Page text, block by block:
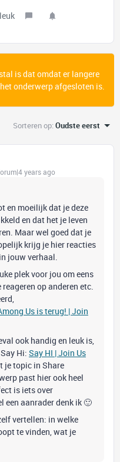
is dat omdat er langere
onderwerp afgesloten is.
Sorteren op:Oudste eerst
years ago
en moeilijk dat je deze
en dat het je leven
Maar wel goed dat je
krijg je hier reacties
jouw verhaal.
plek voor jou om eens
op anderen etc.
Us is terug! | Join
ook handig en leuk is,
Hi: Say HI | Join Us
je topic in Share
past hier ook heel
is iets over
een aanrader denk ik 🙂
vertellen: in welke
te vinden, wat je